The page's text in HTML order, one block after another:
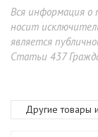
Вся информация о
носит
является
Статьи 437
Другие товары